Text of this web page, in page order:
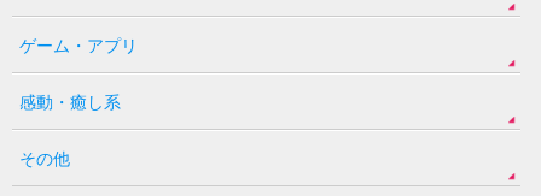
ゲーム・アプリ
感動・癒し系
その他